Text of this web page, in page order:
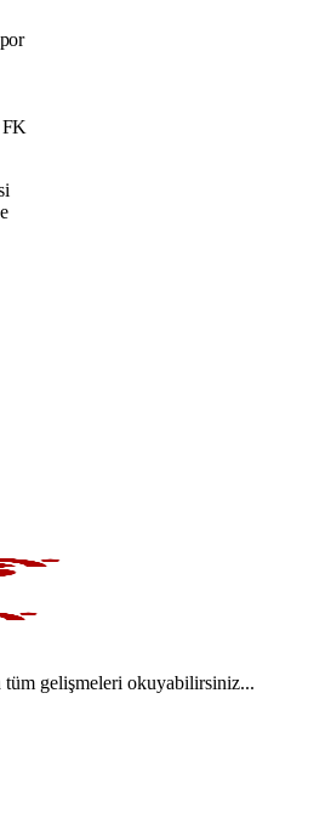
FK
gelişmeleri okuyabilirsiniz...